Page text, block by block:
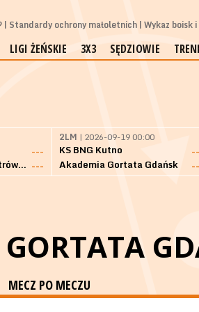
Standardy ochrony małoletnich Wykaz boisk
LIGI ŻEŃSKIE 3X3 SĘDZIOWIE
---
Sokół Grupa Avista Ostrów Maz. ---
2LM | 2026-09-19 00:00
KS BNG Kutno
Akademia Gortata Gdańsk
MECZ PO MECZU